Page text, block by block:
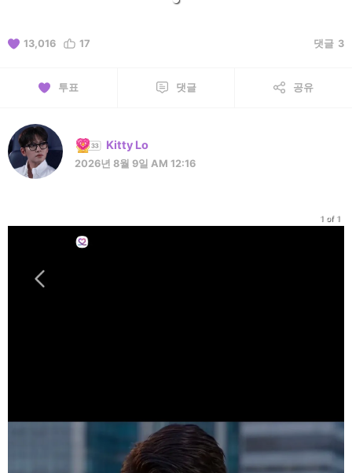
13,016 17 댓글 3
투표 댓글 공유
Kitty Lo
2026년 8월 9일 AM 12:16
1 of 1